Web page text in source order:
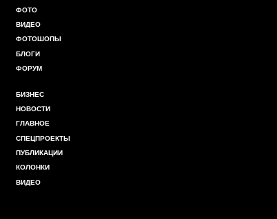
ФОТО
ВИДЕО
ФОТОШОПЫ
БЛОГИ
ФОРУМ
БИЗНЕС
НОВОСТИ
ГЛАВНОЕ
СПЕЦПРОЕКТЫ
ПУБЛИКАЦИИ
КОЛОНКИ
ВИДЕО